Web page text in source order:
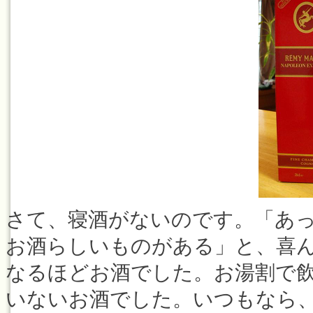
さて、寝酒がないのです。「あ
お酒らしいものがある」と、喜
なるほどお酒でした。お湯割で
いないお酒でした。いつもなら